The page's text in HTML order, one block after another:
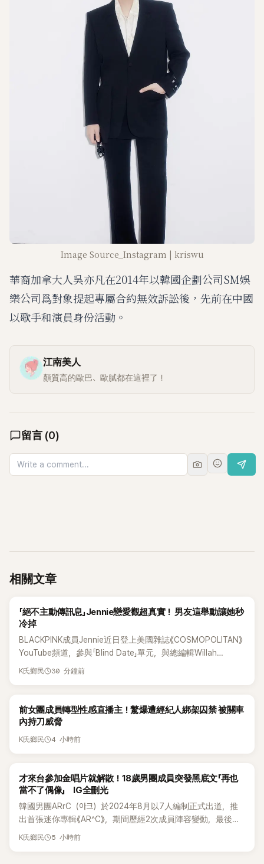
Image Source_Instagram | kriswu
華裔加拿大人吳亦凡在2014年以韓國企劃公司SM娛
樂公司爲對象提起專屬合約無效訴訟後，先前在中國
以歌手和演員身份活動。
江南美人
顏質高的歐巴、歐膩都在這裡了！
留言 (0)
相關文章
K-POP
「絕不主動傳訊息」Jennie戀愛觀超真實！ 男友這舉動讓她秒
冷掉
BLACKPINK成員Jennie近日登上美國雜誌《COSMOPOLITAN》
YouTube頻道，參與「Blind Date」單元，與總編輯Willah
Bennett大聊感情話題，從挑選約會對象、聯絡方式，到第一次
K氏鄉民 30 分鐘前
K-POP
前女團成員轉型性感直播主！驚爆遭經紀人綁架囚禁 被關車
內持刀威脅
K氏鄉民 4 小時前
K-POP
才來台參加金唱片就解散！18歲男團成員突發黑底文「再也
當不了偶像」 IG全刪光
韓國男團ARrC（아크）於2024年8月以7人編制正式出道，推
出首張迷你專輯《AR^C》，期間歷經2次成員陣容變動，最後一
張作品則是2025年11月推出的〈Skiid〉。沒想到出道不到2年，
K氏鄉民 5 小時前